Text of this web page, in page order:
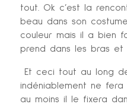
tout. Ok c’est la
beau dans son
couleur mais il a bien
prend dans les bras et
Et ceci tout au long
indéniablement ne
au moins il le fixera